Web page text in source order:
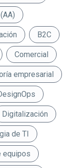
B2C
Comercial
empresarial
Digitalización
de TI
equipos